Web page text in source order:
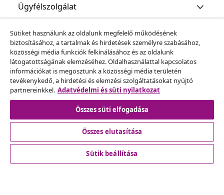
Ügyfélszolgálat
Üzlet
vidaXL
Fedezz fel többet
Sütiket használunk az oldalunk megfelelő működésének
biztosításához, a tartalmak és hirdetések személyre szabásához,
közösségi média funkciók felkínálásához és az oldalunk
látogatottságának elemzéséhez. Oldalhasználattal kapcsolatos
információkat is megosztunk a közösségi média területén
tevékenykedő, a hirdetési és elemzési szolgáltatásokat nyújtó
partnereinkkel. Adatvédelmi és süti nyilatkozat
Összes süti elfogadása
Összes elutasítása
Sütik beállítása